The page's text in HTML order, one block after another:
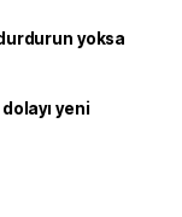
yoksa
yeni